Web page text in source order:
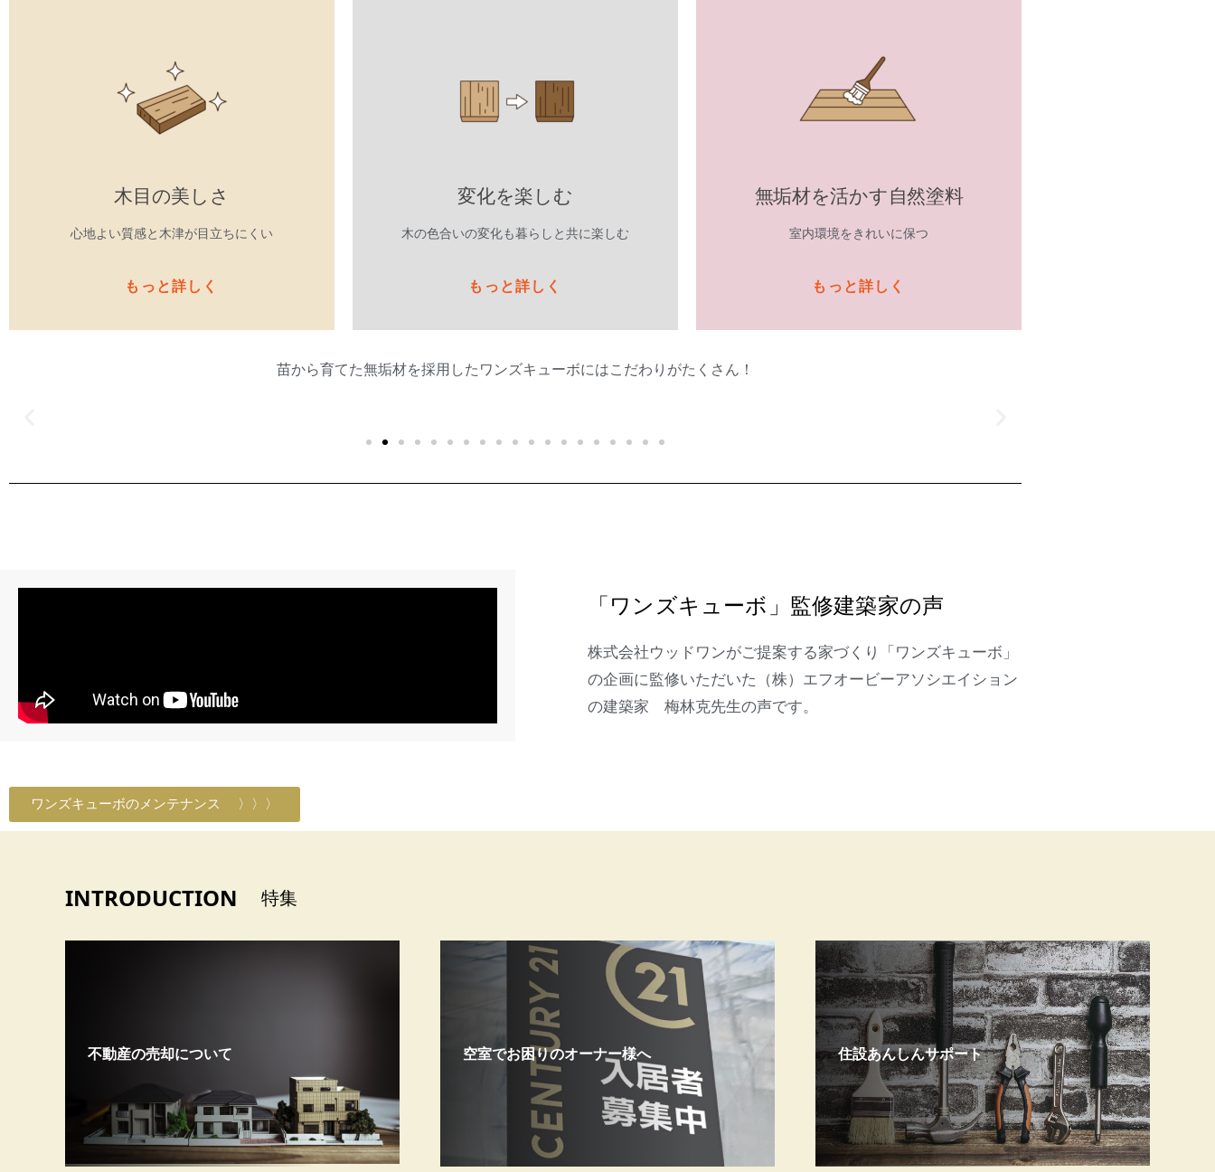
木目の美しさ
心地よい質感と木津が目立ちにくい
もっと詳しく
変化を楽しむ
木の色合いの変化も暮らしと共に楽しむ
もっと詳しく
無垢材を活かす自然塗料
室内環境をきれいに保つ
もっと詳しく
苗から育てた無垢材を採用したワンズキューボにはこだわりがたくさん！
「ワンズキューボ」監修建築家の声
株式会社ウッドワンがご提案する家づくり「ワンズキューボ」
の企画に監修いただいた（株）エフオービーアソシエイション
の建築家 梅林克先生の声です。
ワンズキューボのメンテナンス 〉〉〉
INTRODUCTION 特集
不動産の売却について 空室でお困りのオーナー様へ 住設あんしんサポート